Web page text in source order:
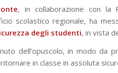
, in collaborazione con la
scolastico regionale, ha
degli studenti, in vista
dell’opuscolo, in modo da
in classe in assoluta